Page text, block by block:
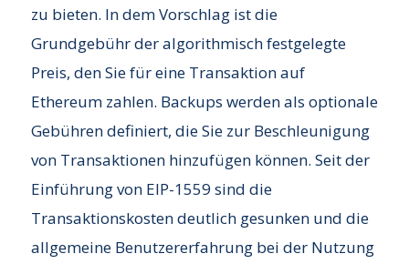
zu bieten. In dem Vorschlag ist die
Grundgebühr der algorithmisch festgelegte
Preis, den Sie für eine Transaktion auf
Ethereum zahlen. Backups werden als optionale
Gebühren definiert, die Sie zur Beschleunigung
von Transaktionen hinzufügen können. Seit der
Einführung von EIP-1559 sind die
Transaktionskosten deutlich gesunken und die
allgemeine Benutzererfahrung bei der Nutzung